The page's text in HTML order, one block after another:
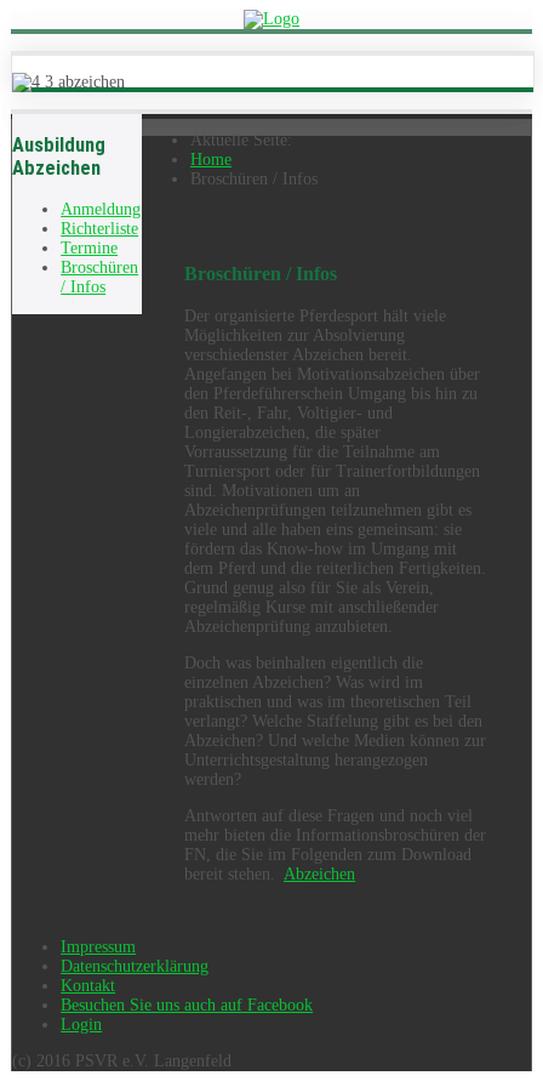
Ausbildung
Abzeichen
Anmeldung
Richterliste
Termine
Broschüren
/ Infos
Aktuelle Seite:
Home
Broschüren / Infos
Broschüren / Infos
Der organisierte Pferdesport hält viele
Möglichkeiten zur Absolvierung
verschiedenster Abzeichen bereit.
Angefangen bei Motivationsabzeichen über
den Pferdeführerschein Umgang bis hin zu
den Reit-, Fahr, Voltigier- und
Longierabzeichen, die später
Vorraussetzung für die Teilnahme am
Turniersport oder für Trainerfortbildungen
sind. Motivationen um an
Abzeichenprüfungen teilzunehmen gibt es
viele und alle haben eins gemeinsam: sie
fördern das Know-how im Umgang mit
dem Pferd und die reiterlichen Fertigkeiten.
Grund genug also für Sie als Verein,
regelmäßig Kurse mit anschließender
Abzeichenprüfung anzubieten.
Doch was beinhalten eigentlich die
einzelnen Abzeichen? Was wird im
praktischen und was im theoretischen Teil
verlangt? Welche Staffelung gibt es bei den
Abzeichen? Und welche Medien können zur
Unterrichtsgestaltung herangezogen
werden?
Antworten auf diese Fragen und noch viel
mehr bieten die Informationsbroschüren der
FN, die Sie im Folgenden zum Download
bereit stehen. Abzeichen
Impressum
Datenschutzerklärung
Kontakt
Besuchen Sie uns auch auf Facebook
Login
(c) 2016 PSVR e.V. Langenfeld